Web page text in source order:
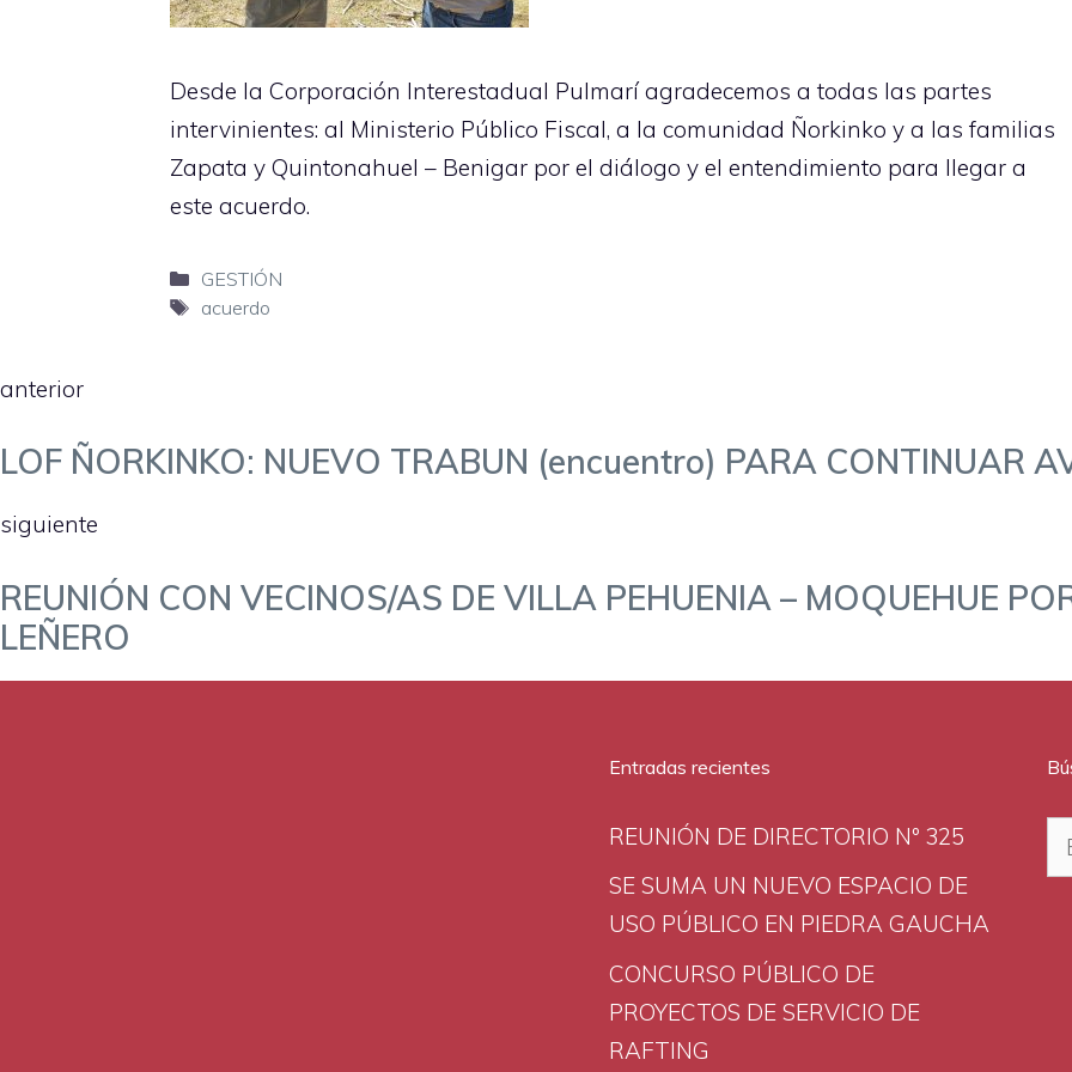
Desde la Corporación Interestadual Pulmarí agradecemos a todas las partes
intervinientes: al Ministerio Público Fiscal, a la comunidad Ñorkinko y a las familias
Zapata y Quintonahuel – Benigar por el diálogo y el entendimiento para llegar a
este acuerdo.
Categorías
GESTIÓN
Etiquetas
acuerdo
anterior
LOF ÑORKINKO: NUEVO TRABUN (encuentro) PARA CONTINUAR
siguiente
REUNIÓN CON VECINOS/AS DE VILLA PEHUENIA – MOQUEHUE
LEÑERO
Entradas recientes
REUNIÓN DE DIRECTORIO Nº 325
SE SUMA UN NUEVO ESPACIO DE
USO PÚBLICO EN PIEDRA GAUCHA
CONCURSO PÚBLICO DE
PROYECTOS DE SERVICIO DE
RAFTING